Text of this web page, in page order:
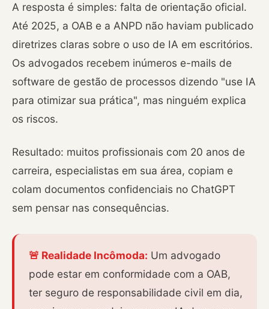
A resposta é simples: falta de orientação oficial.
Até 2025, a OAB e a ANPD não haviam publicado
diretrizes claras sobre o uso de IA em escritórios.
Os advogados recebem inúmeros e-mails de
software de gestão de processos dizendo "use IA
para otimizar sua prática", mas ninguém explica
os riscos.
Resultado: muitos profissionais com 20 anos de
carreira, especialistas em sua área, copiam e
colam documentos confidenciais no ChatGPT
sem pensar nas consequências.
🚨 Realidade Incômoda: Um advogado
pode estar em conformidade com a OAB,
ter seguro de responsabilidade civil em dia,